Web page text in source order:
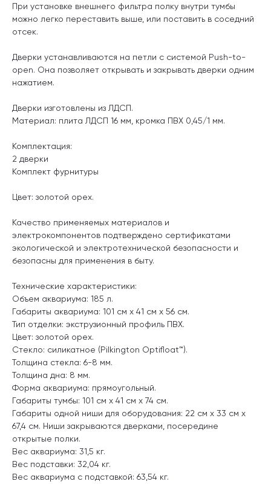
При установке внешнего фильтра полку внутри тумбы
можно легко переставить выше, или поставить в соседний
отсек.
Дверки устанавливаются на петли с системой Push-to-
open. Она позволяет открывать и закрывать дверки одним
нажатием.
Дверки изготовлены из ЛДСП.
Материал: плита ЛДСП 16 мм, кромка ПВХ 0,45/1 мм.
Комплектация:
2 дверки
Комплект фурнитуры
Цвет: золотой орех.
Качество применяемых материалов и
электрокомпонентов подтверждено сертификатами
экологической и электротехнической безопасности и
безопасны для применения в быту.
Технические характеристики:
Объем аквариума: 185 л.
Габариты аквариума: 101 см x 41 см x 56 см.
Тип отделки: экструзионный профиль ПВХ.
Цвет: золотой орех.
Стекло: силикатное (Pilkington Optifloat™).
Толщина стекла: 6-8 мм.
Толщина дна: 8 мм.
Форма аквариума: прямоугольный.
Габариты тумбы: 101 см x 41 см x 74 см.
Габариты одной ниши для оборудования: 22 см x 33 см x
67,4 см. Ниши закрываются дверками, посередине
открытые полки.
Вес аквариума: 31,5 кг.
Вес подставки: 32,04 кг.
Вес аквариума с подставкой: 63,54 кг.